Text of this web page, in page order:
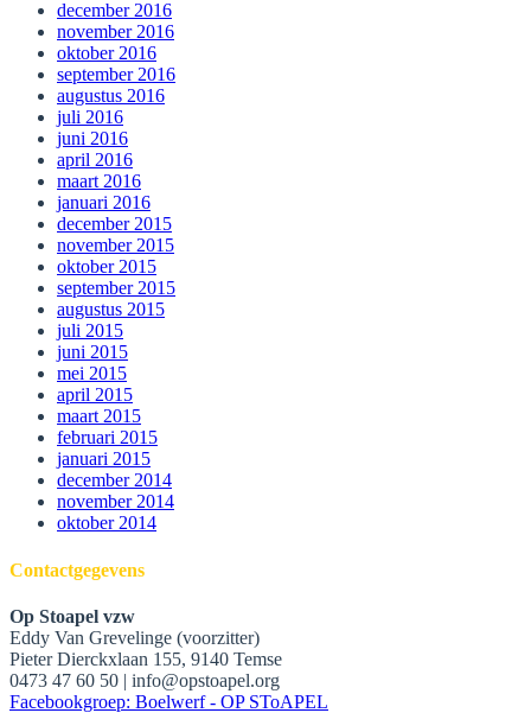
december 2016
november 2016
oktober 2016
september 2016
augustus 2016
juli 2016
juni 2016
april 2016
maart 2016
januari 2016
december 2015
november 2015
oktober 2015
september 2015
augustus 2015
juli 2015
juni 2015
mei 2015
april 2015
maart 2015
februari 2015
januari 2015
december 2014
november 2014
oktober 2014
Contactgegevens
Op Stoapel vzw
Eddy Van Grevelinge (voorzitter)
Pieter Dierckxlaan 155, 9140 Temse
0473 47 60 50 | info@opstoapel.org
Facebookgroep: Boelwerf - OP SToAPEL